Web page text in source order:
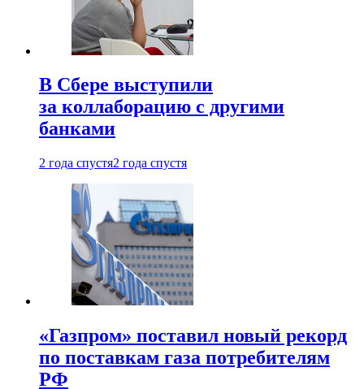
В Сбере выступили
за коллаборацию с другими
банками
2 года спустя2 года спустя
«Газпром» поставил новый рекорд
по поставкам газа потребителям
РФ